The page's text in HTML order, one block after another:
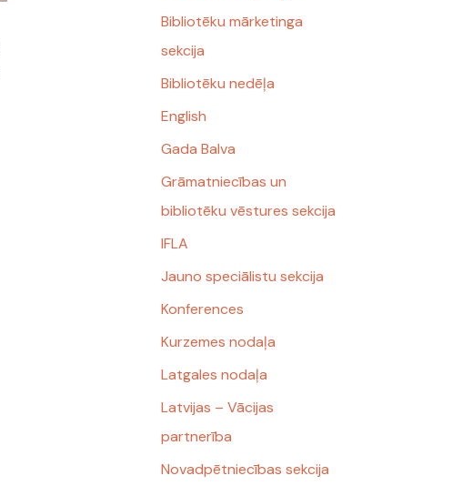
Bibliotēku mārketinga
sekcija
Bibliotēku nedēļa
English
Gada Balva
Grāmatniecības un
bibliotēku vēstures sekcija
IFLA
Jauno speciālistu sekcija
Konferences
Kurzemes nodaļa
Latgales nodaļa
Latvijas – Vācijas
partnerība
Novadpētniecības sekcija